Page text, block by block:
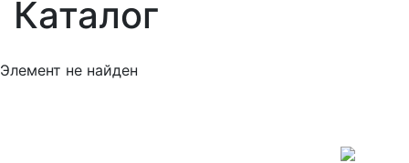
Каталог
Элемент не найден